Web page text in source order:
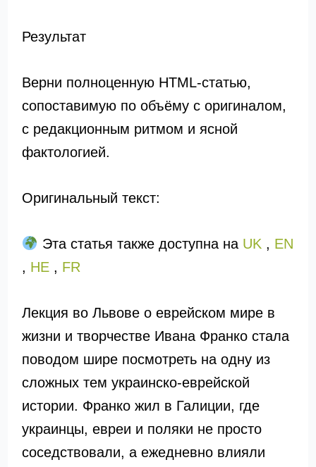
Результат
Верни полноценную HTML-статью,
сопоставимую по объёму с оригиналом,
с редакционным ритмом и ясной
фактологией.
Оригинальный текст:
Эта статья также доступна на UK , EN
, HE, FR
Лекция во Львове о еврейском мире в
жизни и творчестве Ивана Франко стала
поводом шире посмотреть на одну из
сложных тем украинско-еврейской
истории. Франко жил в Галиции, где
украинцы, евреи и поляки не просто
соседствовали, а ежедневно влияли